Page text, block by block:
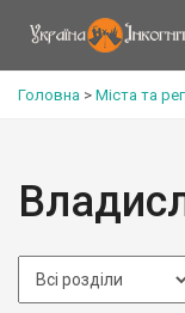
Головна > Міста та